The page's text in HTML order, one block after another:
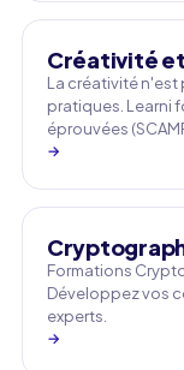
Créativité
La créativité n'est
pratiques. Learni
éprouvées
→
Formations
Développez vos
experts.
→